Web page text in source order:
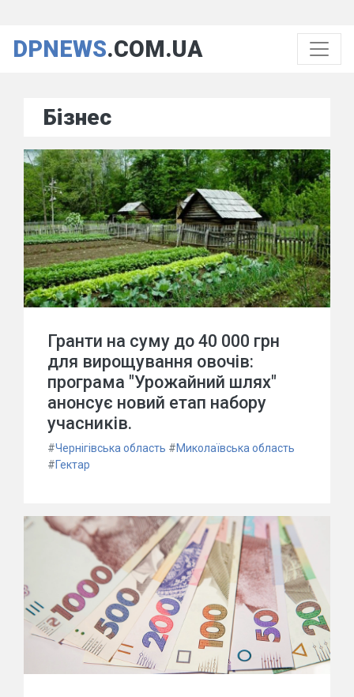
DPNEWS.COM.UA
Бізнес
Гранти на суму до 40 000 грн
для вирощування овочів:
програма "Урожайний шлях"
анонсує новий етап набору
учасників.
#Чернігівська область #Миколаївська область
#Гектар